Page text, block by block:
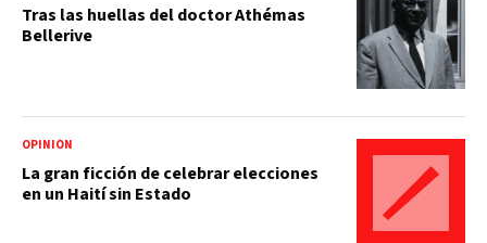
Tras las huellas del doctor Athémas
Bellerive
OPINIÓN
La gran ficción de celebrar elecciones
en un Haití sin Estado